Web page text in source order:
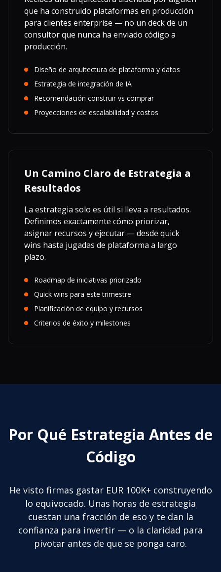
que ha construido plataformas en producción
para clientes enterprise — no un deck de un
consultor que nunca ha enviado código a
producción.
Diseño de arquitectura de plataforma y datos
Estrategia de integración de IA
Recomendación construir vs comprar
Proyecciones de escalabilidad y costos
Un Camino Claro de Estrategia a
Resultados
La estrategia solo es útil si lleva a resultados.
Definimos exactamente cómo priorizar,
asignar recursos y ejecutar — desde quick
wins hasta jugadas de plataforma a largo
plazo.
Roadmap de iniciativas priorizado
Quick wins para este trimestre
Planificación de equipo y recursos
Criterios de éxito y milestones
Por Qué Estrategia Antes de
Código
He visto firmas gastar EUR 100K+ construyendo
lo equivocado. Unas horas de estrategia
cuestan una fracción de eso y te dan la
confianza para invertir — o la claridad para
pivotar antes de que se ponga caro.